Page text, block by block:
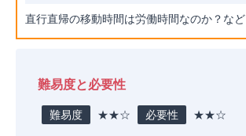
直行直帰の移動時間は労働時間なのか？など
難易度と必要性
難易度 ★★☆ 必要性 ★★☆